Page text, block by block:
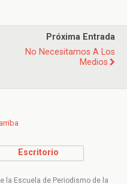
Próxima Entrada
No Necesitamos A Los
Medios
Escritorio
la Escuela de Periodismo de la